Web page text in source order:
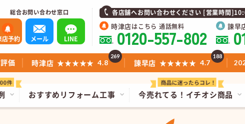
総合お問い合わせ窓口
店予約 メール LINE
各店舗へお問い合わせください [営業時間
時津店はこちら 通話無料
0120-557-802 諫早
今売れてる！ イチオシ商品
おすすめリフォーム工事
価 時津店 ★★★★★ 4.8
269
諫早店 ★★★★★ 4.7
188